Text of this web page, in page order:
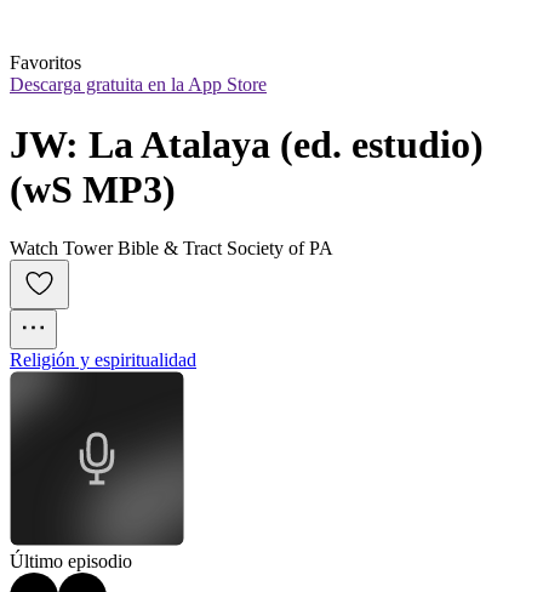
Favoritos
Descarga gratuita en la App Store
JW: La Atalaya (ed. estudio)
(wS MP3)
Watch Tower Bible & Tract Society of PA
Religión y espiritualidad
Último episodio